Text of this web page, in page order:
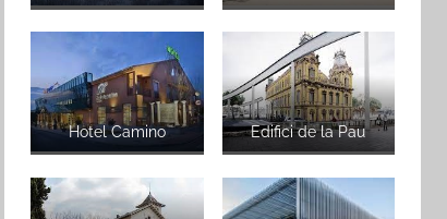
Hotel Camino Edifici de la Pau